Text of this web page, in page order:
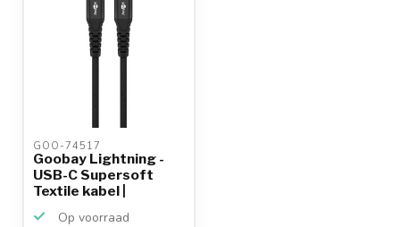
GOO-74517
Goobay Lightning -
USB-C Supersoft
Textile kabel |
Op voorraad